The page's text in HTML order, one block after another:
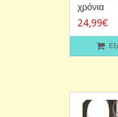
χρόνια
24,99€